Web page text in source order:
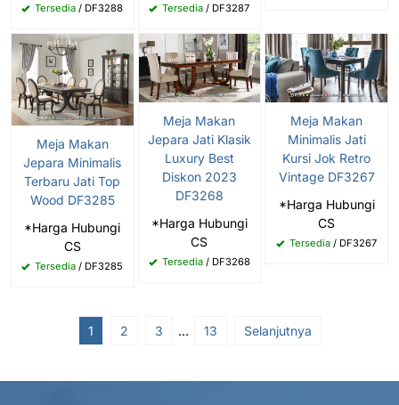
Tersedia / DF3288 Tersedia / DF3287
Meja Makan
Jepara Minimalis
Terbaru Jati Top
Wood DF3285
*Harga Hubungi
CS
Tersedia / DF3285
Meja Makan
Jepara Jati Klasik
Luxury Best
Diskon 2023
DF3268
*Harga Hubungi
CS
Tersedia/ DF3268
Meja Makan
Minimalis Jati
Kursi Jok Retro
Vintage DF3267
*Harga Hubungi
CS
Tersedia / DF3267
1 2 3 … 13 Selanjutnya